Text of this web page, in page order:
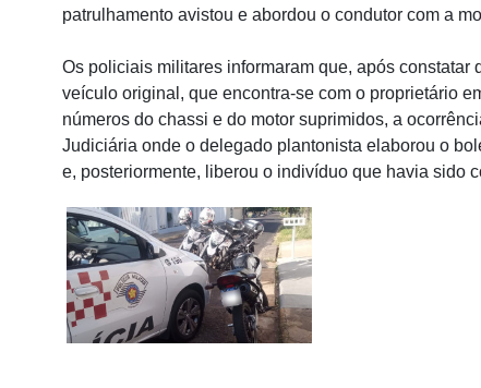
patrulhamento avistou e abordou o condutor com a
Os policiais militares informaram que, após constatar
veículo original, que encontra-se com o proprietário
números do chassi e do motor suprimidos, a
Judiciária onde o delegado plantonista elaborou o
e, posteriormente, liberou o indivíduo que havia sido